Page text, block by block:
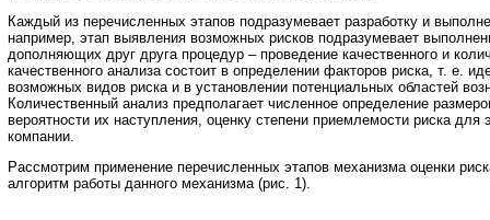
Каждый из перечисленных этапов подразумевает разработку и
например, этап выявления возможных рисков подразумевает
дополняющих друг друга процедур – проведение качественного и
качественного анализа состоит в определении факторов риска, т. е.
возможных видов риска и в установлении потенциальных областей
Количественный анализ предполагает численное определение
вероятности их наступления, оценку степени приемлемости риска для
компании.
Рассмотрим применение перечисленных этапов механизма оценки
алгоритм работы данного механизма (рис. 1).